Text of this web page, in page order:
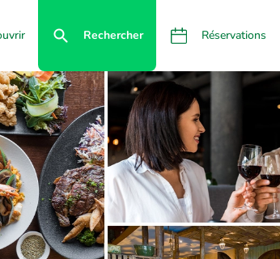
Rechercher Réservations